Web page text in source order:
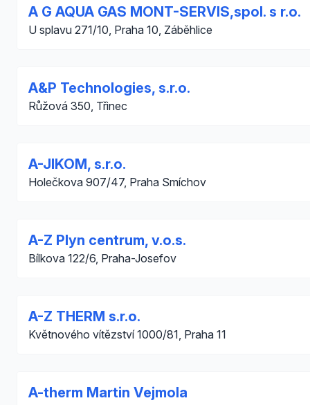
A G AQUA GAS MONT-SERVIS,spol. s r.o.
U splavu 271/10, Praha 10, Záběhlice
A&P Technologies, s.r.o.
Růžová 350, Třinec
A-JIKOM, s.r.o.
Holečkova 907/47, Praha Smíchov
A-Z Plyn centrum, v.o.s.
Bílkova 122/6, Praha-Josefov
A-Z THERM s.r.o.
Květnového vítězství 1000/81, Praha 11
A-therm Martin Vejmola